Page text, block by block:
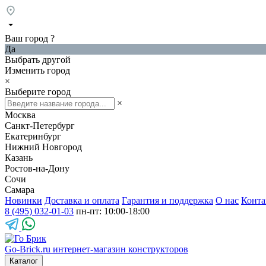
Ваш город ?
Да
Выбрать другой
Изменить город
×
Выберите город
×
Москва
Санкт-Петербург
Екатеринбург
Нижний Новгород
Казань
Ростов-на-Дону
Сочи
Самара
Новинки Доставка и оплата Гарантия и поддержка О нас
8 (495) 032-01-03 пн-пт: 10:00-18:00
Go-Brick.ru интернет-магазин конструкторов
Каталог